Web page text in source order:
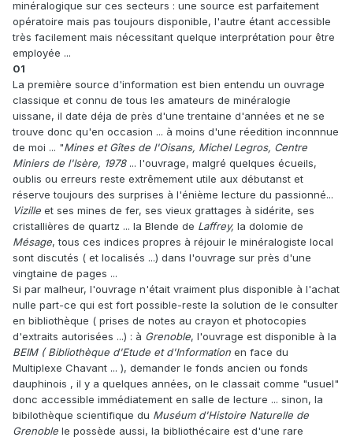
minéralogique sur ces secteurs : une source est parfaitement
opératoire mais pas toujours disponible, l'autre étant accessible
très facilement mais nécessitant quelque interprétation pour être
employée ...
01
La première source d'information est bien entendu un ouvrage
classique et connu de tous les amateurs de minéralogie
uissane, il date déja de près d'une trentaine d'années et ne se
trouve donc qu'en occasion ... à moins d'une réedition inconnnue
de moi ... "Mines et Gîtes de l'Oisans, Michel Legros, Centre
Miniers de l'Isère, 1978... l'ouvrage, malgré quelques écueils,
oublis ou erreurs reste extrêmement utile aux débutanst et
réserve toujours des surprises à l'énième lecture du passionné...
Vizille et ses mines de fer, ses vieux grattages à sidérite, ses
cristallières de quartz ... la Blende de Laffrey, la dolomie de
Mésage, tous ces indices propres à réjouir le minéralogiste local
sont discutés ( et localisés ...) dans l'ouvrage sur près d'une
vingtaine de pages ...
Si par malheur, l'ouvrage n'était vraiment plus disponible à l'achat
nulle part-ce qui est fort possible-reste la solution de le consulter
en bibliothèque ( prises de notes au crayon et photocopies
d'extraits autorisées ...) : à Grenoble, l'ouvrage est disponible à la
BEIM ( Bibliothèque d'Etude et d'Information en face du
Multiplexe Chavant ... ), demander le fonds ancien ou fonds
dauphinois , il y a quelques années, on le classait comme "usuel"
donc accessible immédiatement en salle de lecture ... sinon, la
bibilothèque scientifique du Muséum d'Histoire Naturelle de
Grenoble le possède aussi, la bibliothécaire est d'une rare